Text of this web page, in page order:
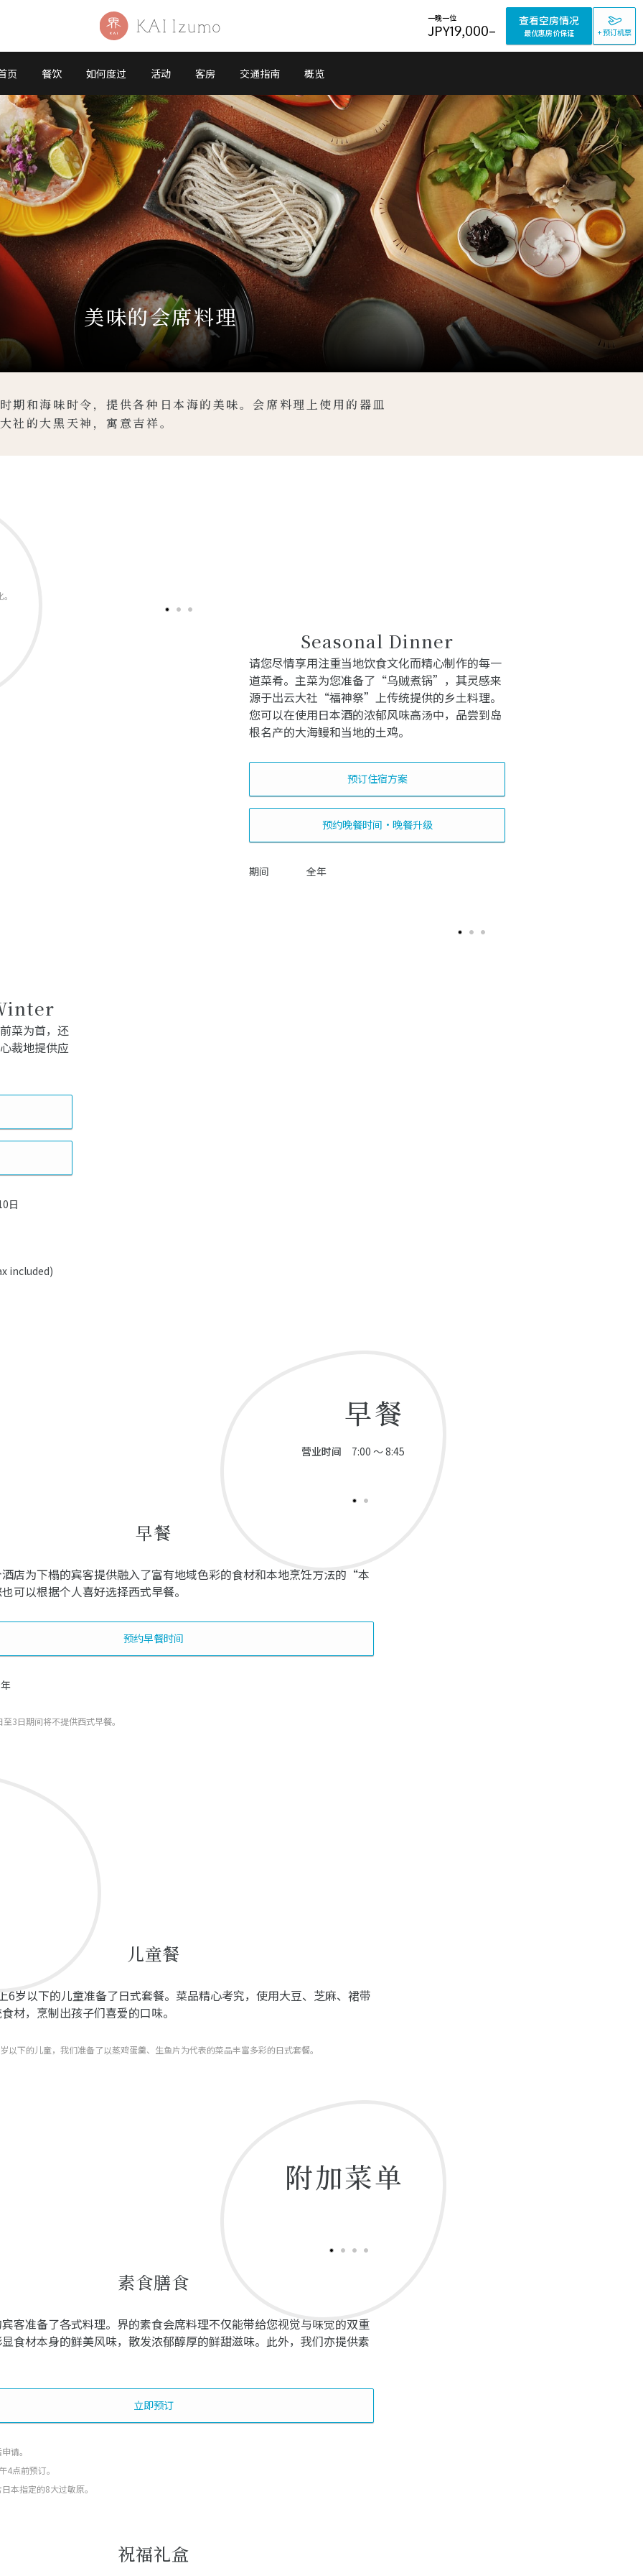
一晚一位
JPY19,000–
查看空房情况
最优惠房价保证 + 预订机票
页 餐饮 如何度过 活动 客房 交通指南 概览
美味的会席料理
期和海味时令，提供各种日本海的美味。会席料理上使用的器皿
社的大黑天神，寓意吉祥。
Seasonal Dinner
请您尽情享用注重当地饮食文化而精心制作的每一
道菜肴。主菜为您准备了“乌贼煮锅”，其灵感来
源于出云大社“福神祭”上传统提供的乡土料理。
您可以在使用日本酒的浓郁风味高汤中，品尝到岛
根名产的大海鳗和当地的土鸡。
预订住宿方案
预约晚餐时间・晚餐升级
期间 全年
菜为首，还
裁地提供应
日
included)
早餐
营业时间 7:00 ～ 8:45
早餐
店为下榻的宾客提供融入了富有地域色彩的食材和本地烹饪方法的“本
可以根据个人喜好选择西式早餐。
预约早餐时间
3日期间将不提供西式早餐。
儿童餐
6岁以下的儿童准备了日式套餐。菜品精心考究，使用大豆、芝麻、裙带
材，烹制出孩子们喜爱的口味。
以下的儿童，我们准备了以蒸鸡蛋羹、生鱼片为代表的菜品丰富多彩的日式套餐。
附加菜单
素食膳食
客准备了各式料理。界的素食会席料理不仅能带给您视觉与味觉的双重
食材本身的鲜美风味，散发浓郁醇厚的鲜甜滋味。此外，我们亦提供素
立即预订
请。
点前预订。
本指定的8大过敏原。
祝福礼盒